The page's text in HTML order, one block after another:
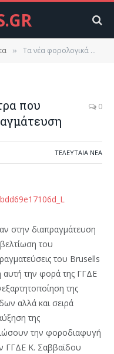
» Τα νέα φορολογικά μέτρα που κλείδωσαν στην διαπραγμάτευση
που
0
ΤΕΛΕΥΤΑΙΑ ΝΕΑ
στην διαπραγμάτευση
του
του Brusells
αυτή την φορά της ΓΓΔΕ
της
αλλά και σειρά
της
την φοροδιαφυγή
ΓΓΔΕ Κ. Σαββαϊδου